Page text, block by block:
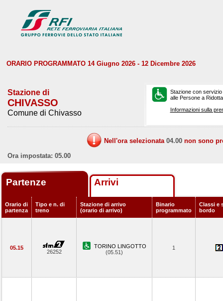
ORARIO PROGRAMMATO 14 Giugno 2026 - 12 Dicembre 2026
Stazione di
CHIVASSO
Comune di Chivasso
Stazione con
alle Persone a
Informazioni sulla
Nell'ora selezionata 04.00 non sono
Ora impostata: 05.00
Partenze Arrivi
Orario di
partenza
Tipo e n. di
treno
Stazione di arrivo
(orario di arrivo)
Binario
programmato
Classi e
bordo
05.15
26252
TORINO LINGOTTO
(05.51)
1